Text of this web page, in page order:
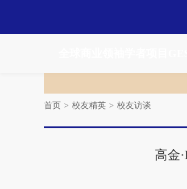
首页 > 校友精英 > 校友访谈
高金